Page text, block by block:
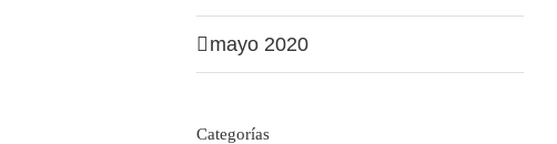
mayo 2020
Categorías